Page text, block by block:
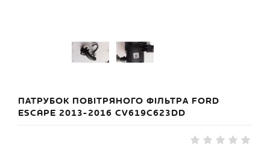
ПАТРУБОК ПОВІТРЯНОГО ФІЛЬТРА FORD
ESCAPE 2013-2016 CV619C623DD